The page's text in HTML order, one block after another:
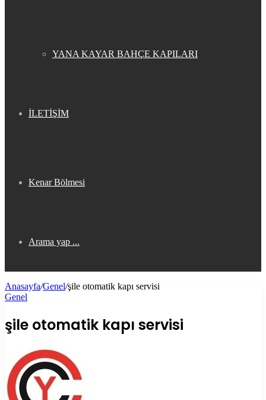
YANA KAYAR BAHÇE KAPILARI
İLETİŞİM
Kenar Bölmesi
Arama yap ...
Anasayfa/Genel/şile otomatik kapı servisi
Genel
şile otomatik kapı servisi